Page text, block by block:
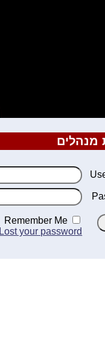
מנהלים
Remember Me
Lost your password?